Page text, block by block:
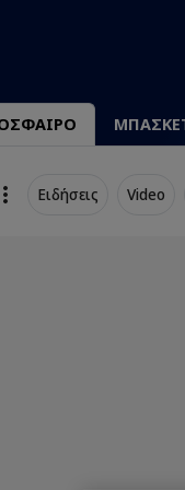
Ειδήσεις Video